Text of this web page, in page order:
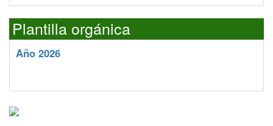
Plantilla orgánica
Año 2026